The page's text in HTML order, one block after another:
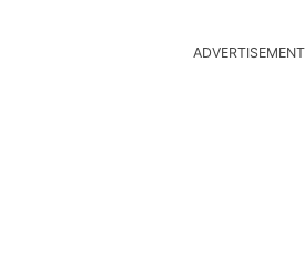
ADVERTISEMENT